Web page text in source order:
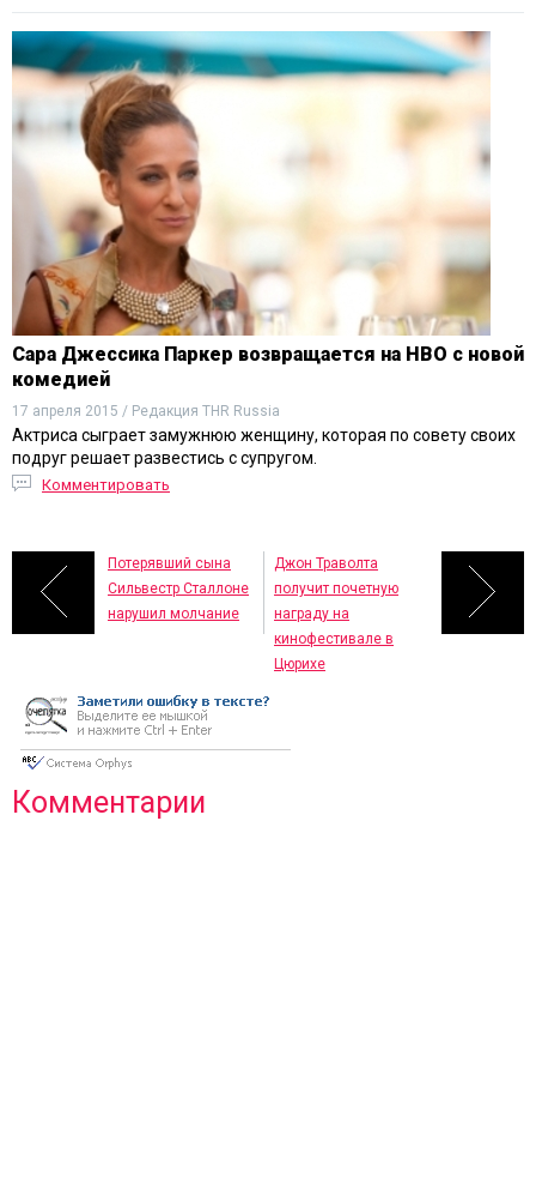
Сара Джессика Паркер возвращается на HBO с новой
комедией
17 апреля 2015 / Редакция THR Russia
Актриса сыграет замужнюю женщину, которая по совету своих
подруг решает развестись с супругом.
Комментировать
Потерявший сына
Сильвестр Сталлоне
нарушил молчание
Джон Траволта
получит почетную
награду на
кинофестивале в
Цюрихе
Комментарии